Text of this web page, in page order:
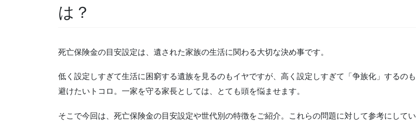
は？
死亡保険金の目安設定は、遺された家族の生活に関わる大切な決め事です。
低く設定しすぎて生活に困窮する遺族を見るのもイヤですが、高く設定しすぎて「争族化」するのも
避けたいトコロ。一家を守る家長としては、とても頭を悩ませます。
そこで今回は、死亡保険金の目安設定や世代別の特徴をご紹介。これらの問題に対して参考にしてい